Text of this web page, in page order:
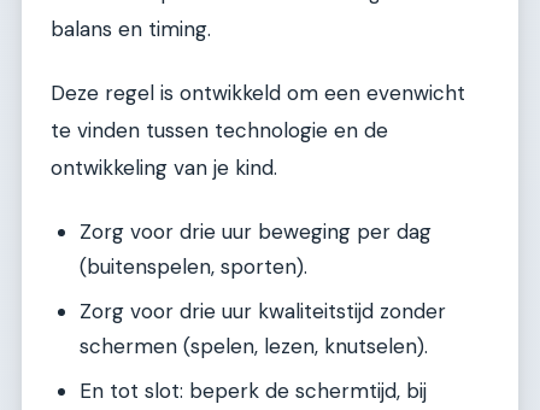
balans en timing.
Deze regel is ontwikkeld om een evenwicht
te vinden tussen technologie en de
ontwikkeling van je kind.
Zorg voor drie uur beweging per dag
(buitenspelen, sporten).
Zorg voor drie uur kwaliteitstijd zonder
schermen (spelen, lezen, knutselen).
En tot slot: beperk de schermtijd, bij